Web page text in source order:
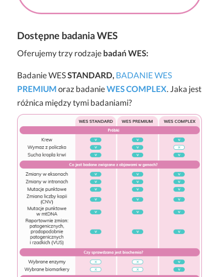
Dostępne badania WES
Oferujemy trzy rodzajebadań WES:
Badanie WESSTANDARD, BADANIE WES
PREMIUMoraz badanieWES COMPLEX. Jaka jest
różnica między tymi badaniami?